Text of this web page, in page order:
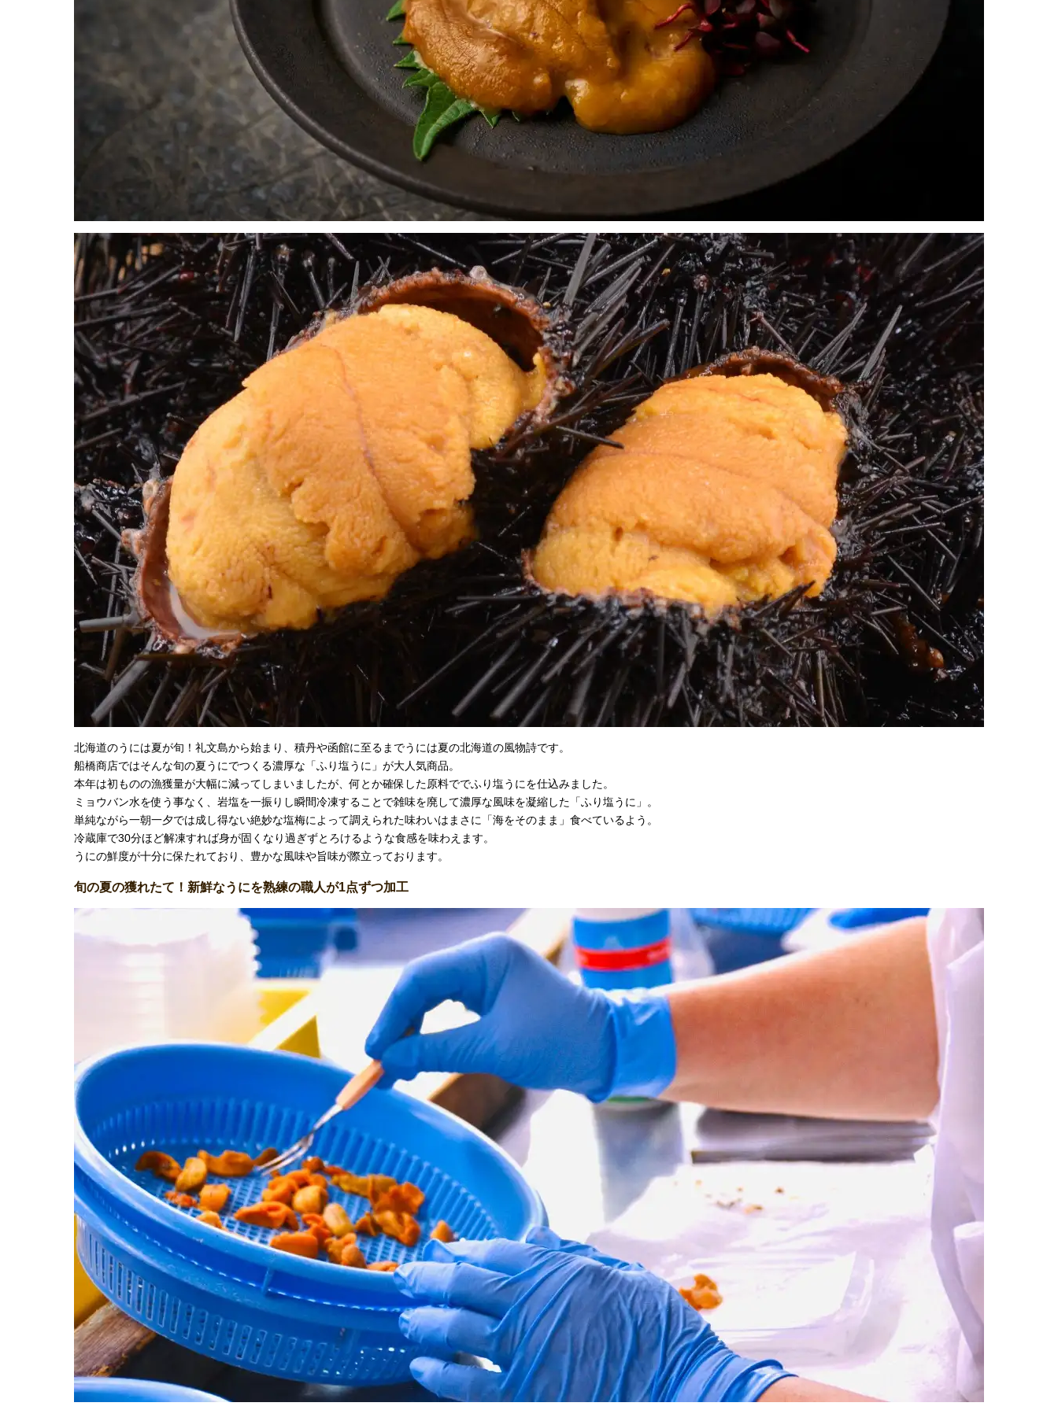
北海道のうには夏が旬！礼文島から始まり、積丹や函館に至るまでうには夏の北海道の風物詩です。
船橋商店ではそんな旬の夏うにでつくる濃厚な「ふり塩うに」が大人気商品。
本年は初ものの漁獲量が大幅に減ってしまいましたが、何とか確保した原料ででふり塩うにを仕込みました。
ミョウバン水を使う事なく、岩塩を一振りし瞬間冷凍することで雑味を廃して濃厚な風味を凝縮した「ふり塩うに」。
単純ながら一朝一夕では成し得ない絶妙な塩梅によって調えられた味わいはまさに「海をそのまま」食べているよう。
冷蔵庫で30分ほど解凍すれば身が固くなり過ぎずとろけるような食感を味わえます。
うにの鮮度が十分に保たれており、豊かな風味や旨味が際立っております。
旬の夏の獲れたて！新鮮なうにを熟練の職人が1点ずつ加工